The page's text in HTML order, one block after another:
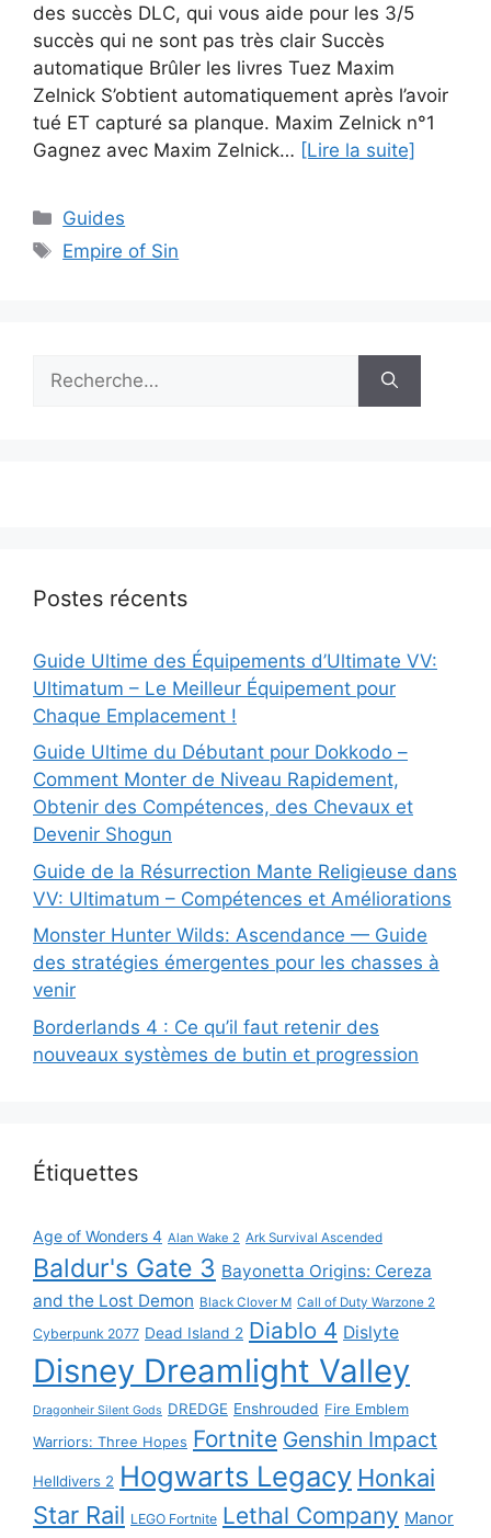
des succès DLC, qui vous aide pour les 3/5
succès qui ne sont pas très clair Succès
automatique Brûler les livres Tuez Maxim
Zelnick S’obtient automatiquement après l’avoir
tué ET capturé sa planque. Maxim Zelnick n°1
Gagnez avec Maxim Zelnick… [Lire la suite]
Catégories
Guides
Étiquettes
Empire of Sin
Postes récents
Guide Ultime des Équipements d’Ultimate VV:
Ultimatum – Le Meilleur Équipement pour
Chaque Emplacement !
Guide Ultime du Débutant pour Dokkodo –
Comment Monter de Niveau Rapidement,
Obtenir des Compétences, des Chevaux et
Devenir Shogun
Guide de la Résurrection Mante Religieuse dans
VV: Ultimatum – Compétences et Améliorations
Monster Hunter Wilds: Ascendance — Guide
des stratégies émergentes pour les chasses à
venir
Borderlands 4 : Ce qu’il faut retenir des
nouveaux systèmes de butin et progression
Étiquettes
Age of Wonders 4 Alan Wake 2 Ark Survival Ascended
Baldur's Gate 3 Bayonetta Origins: Cereza
and the Lost Demon Black Clover M Call of Duty Warzone 2
Cyberpunk 2077 Dead Island 2 Diablo 4 Dislyte
Disney Dreamlight Valley
Dragonheir Silent Gods DREDGE Enshrouded Fire Emblem
Warriors: Three Hopes Fortnite Genshin Impact
Helldivers 2 Hogwarts Legacy Honkai
Star Rail LEGO Fortnite Lethal Company Manor